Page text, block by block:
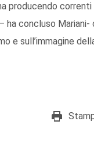
producendo correnti
ha concluso Mariani-
e sull’immagine